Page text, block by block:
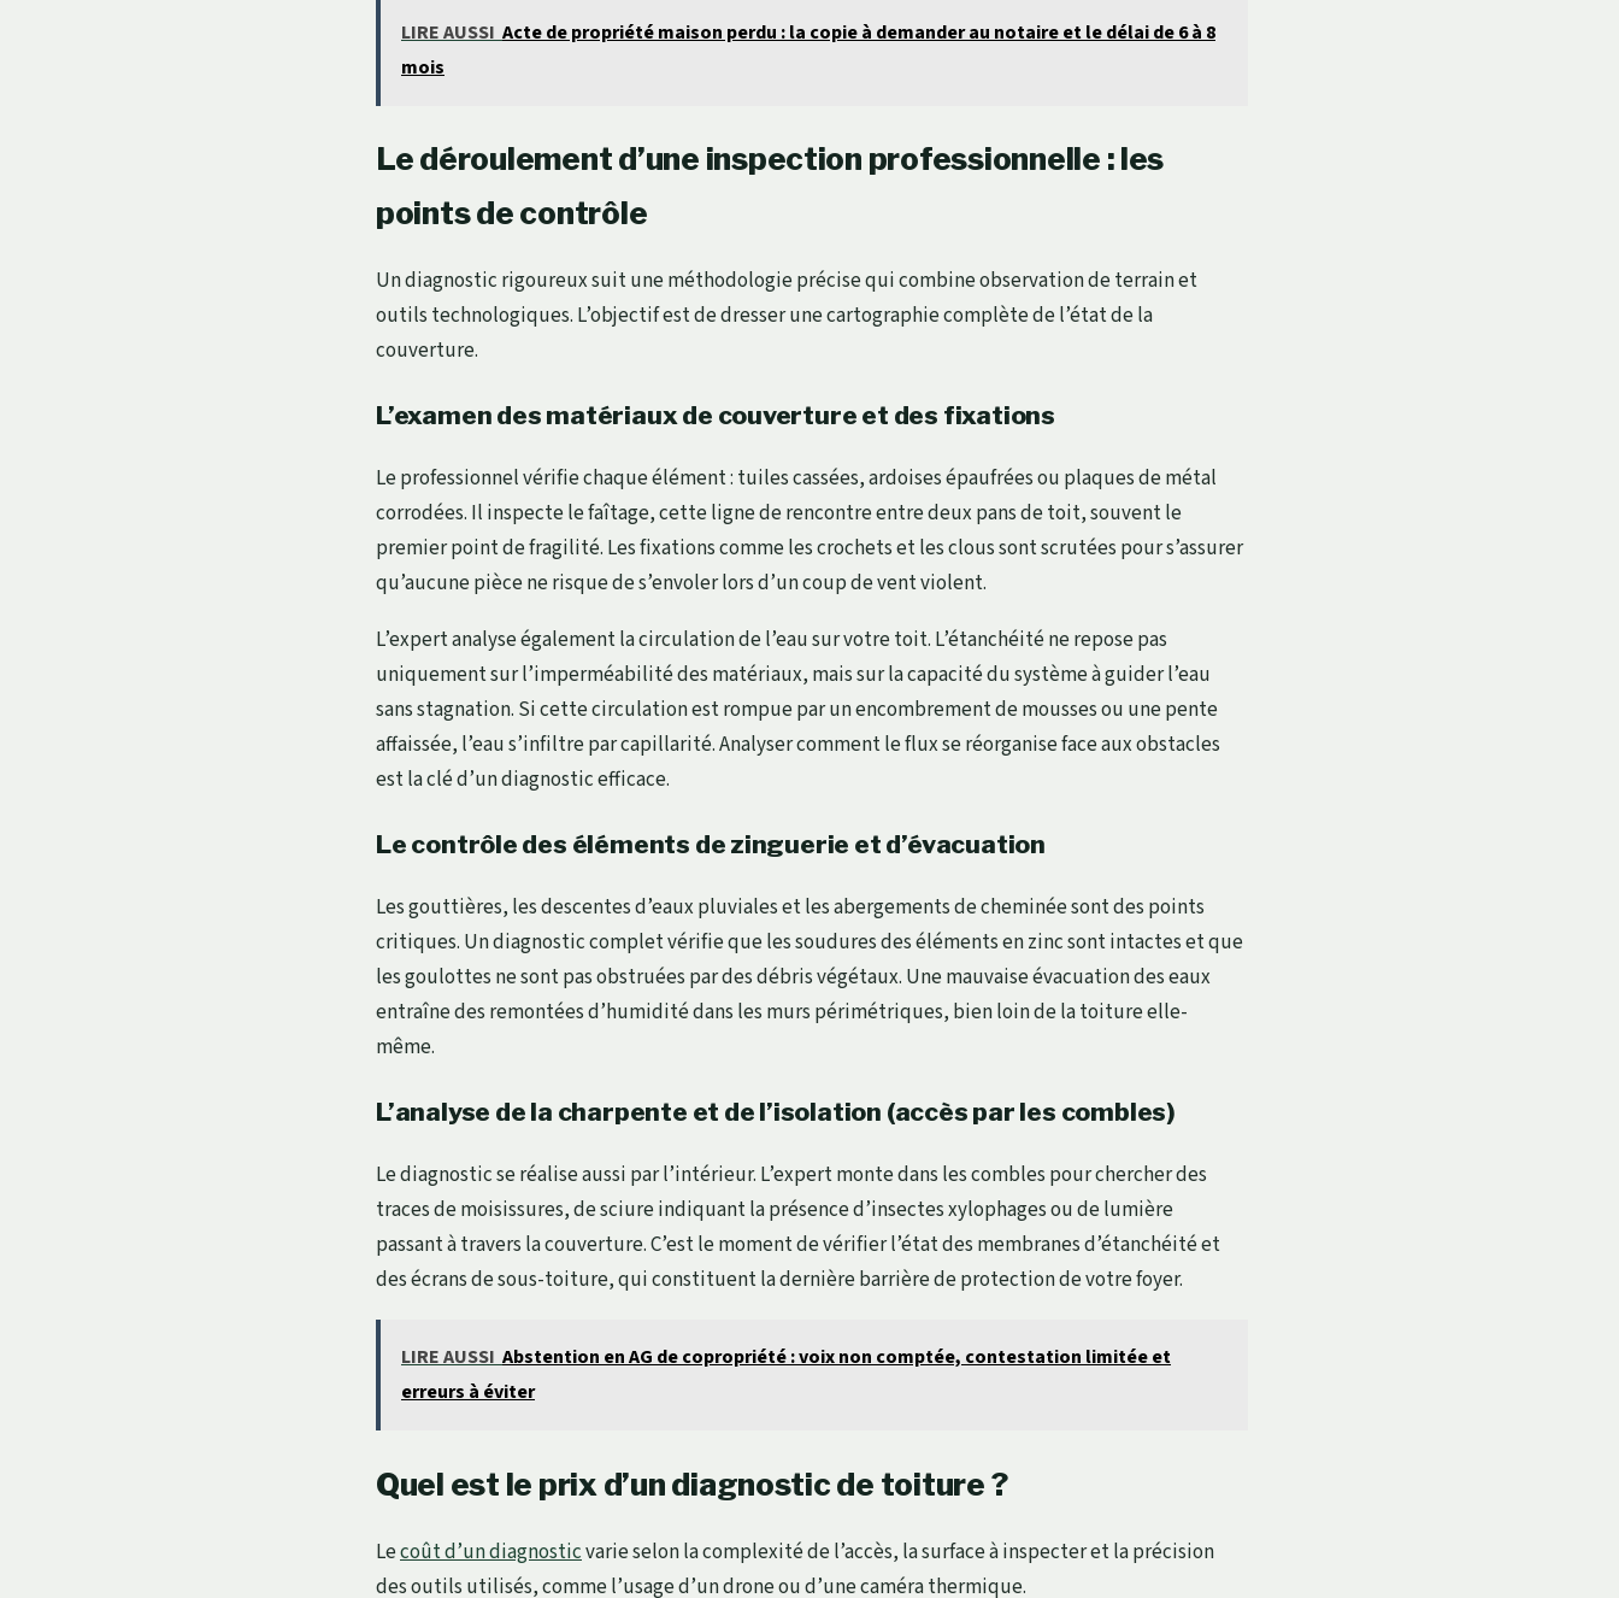
LIRE AUSSI Acte de propriété maison perdu : la copie à demander au notaire et le délai de 6 à 8
mois
Le déroulement d’une inspection professionnelle : les
points de contrôle
Un diagnostic rigoureux suit une méthodologie précise qui combine observation de terrain et
outils technologiques. L’objectif est de dresser une cartographie complète de l’état de la
couverture.
L’examen des matériaux de couverture et des fixations
Le professionnel vérifie chaque élément : tuiles cassées, ardoises épaufrées ou plaques de métal
corrodées. Il inspecte le faîtage, cette ligne de rencontre entre deux pans de toit, souvent le
premier point de fragilité. Les fixations comme les crochets et les clous sont scrutées pour s’assurer
qu’aucune pièce ne risque de s’envoler lors d’un coup de vent violent.
L’expert analyse également la circulation de l’eau sur votre toit. L’étanchéité ne repose pas
uniquement sur l’imperméabilité des matériaux, mais sur la capacité du système à guider l’eau
sans stagnation. Si cette circulation est rompue par un encombrement de mousses ou une pente
affaissée, l’eau s’infiltre par capillarité. Analyser comment le flux se réorganise face aux obstacles
est la clé d’un diagnostic efficace.
Le contrôle des éléments de zinguerie et d’évacuation
Les gouttières, les descentes d’eaux pluviales et les abergements de cheminée sont des points
critiques. Un diagnostic complet vérifie que les soudures des éléments en zinc sont intactes et que
les goulottes ne sont pas obstruées par des débris végétaux. Une mauvaise évacuation des eaux
entraîne des remontées d’humidité dans les murs périmétriques, bien loin de la toiture elle-
même.
L’analyse de la charpente et de l’isolation (accès par les combles)
Le diagnostic se réalise aussi par l’intérieur. L’expert monte dans les combles pour chercher des
traces de moisissures, de sciure indiquant la présence d’insectes xylophages ou de lumière
passant à travers la couverture. C’est le moment de vérifier l’état des membranes d’étanchéité et
des écrans de sous-toiture, qui constituent la dernière barrière de protection de votre foyer.
LIRE AUSSI Abstention en AG de copropriété : voix non comptée, contestation limitée et
erreurs à éviter
Quel est le prix d’un diagnostic de toiture ?
Lecoût d’un diagnosticvarie selon la complexité de l’accès, la surface à inspecter et la précision
des outils utilisés, comme l’usage d’un drone ou d’une caméra thermique.